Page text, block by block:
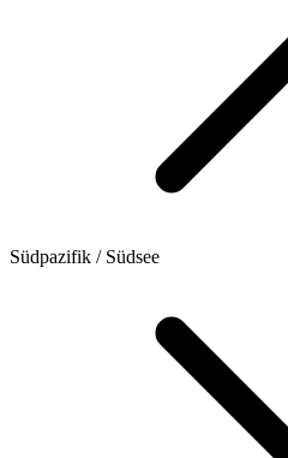
Südpazifik / Südsee